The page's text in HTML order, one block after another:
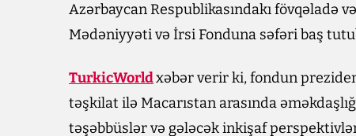
Azərbaycan Respublikasındakı fövqəladə
Mədəniyyəti və İrsi Fonduna səfəri baş
TurkicWorldxəbər verir ki, fondun
təşkilat ilə Macarıstan arasında
təşəbbüslər və gələcək inkişaf